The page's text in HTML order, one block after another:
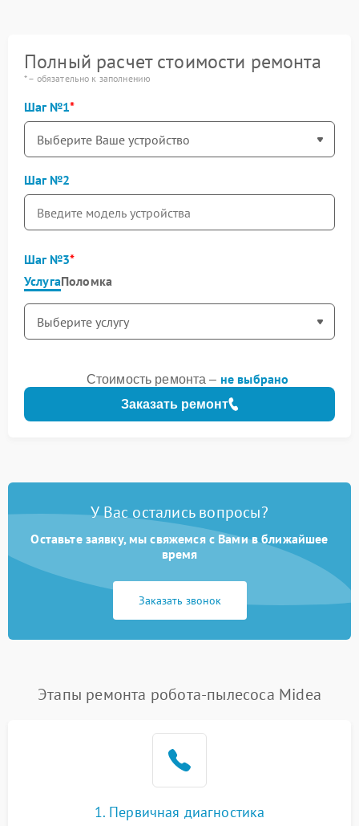
Полный расчет стоимости ремонта
* – обязательно к заполнению
Шаг №1
Шаг №2
Шаг №3
УслугаПоломка
Заказать ремонт
Стоимость ремонта – не выбрано
У Вас остались вопросы?
Оставьте заявку, мы свяжемся с Вами в ближайшее
время
Заказать звонок
Этапы ремонта робота-пылесоса Midea
1. Первичная диагностика